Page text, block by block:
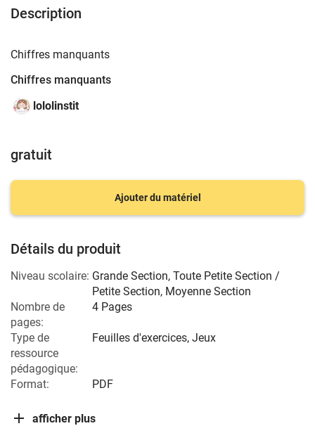
Description
Chiffres manquants
Chiffres manquants
lololinstit
gratuit
Ajouter du matériel
Détails du produit
Niveau scolaire: Grande Section, Toute Petite Section /
Petite Section, Moyenne Section
Nombre de
pages:
4 Pages
Type de
ressource
pédagogique:
Feuilles d'exercices, Jeux
Format: PDF
afficher plus